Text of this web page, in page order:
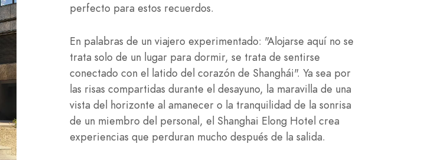
perfecto para estos recuerdos.
En palabras de un viajero experimentado: "Alojarse aquí no se
trata solo de un lugar para dormir, se trata de sentirse
conectado con el latido del corazón de Shanghái". Ya sea por
las risas compartidas durante el desayuno, la maravilla de una
vista del horizonte al amanecer o la tranquilidad de la sonrisa
de un miembro del personal, el Shanghai Elong Hotel crea
experiencias que perduran mucho después de la salida.